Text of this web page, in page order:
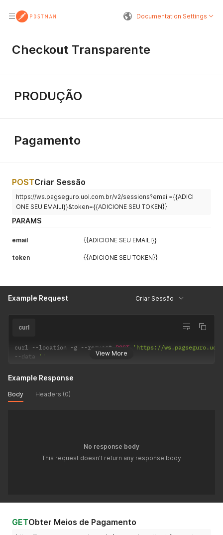
Documentation Settings
Checkout Transparente
PRODUÇÃO
Pagamento
POSTCriar Sessão
https://ws.pagseguro.uol.com.br/v2/sessions?email={{ADICI
ONE SEU EMAILl}}&token={{ADICIONE SEU TOKEN}}
PARAMS
email {{ADICIONE SEU EMAILl}}
token {{ADICIONE SEU TOKEN}}
Example Request Criar Sessão
View More
curl
curl --location -g --request POST
'https://
--data ''
Example Response
Body Headers (0)
No response body
This request doesn't return any response body
GETObter Meios de Pagamento